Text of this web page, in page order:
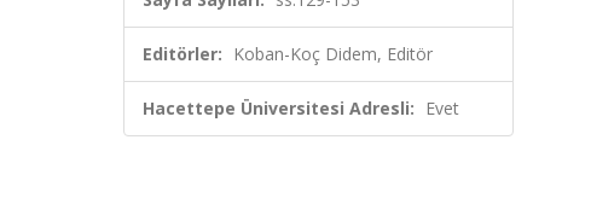
Editörler: Koban-Koç Didem, Editör
Hacettepe Üniversitesi Adresli: Evet